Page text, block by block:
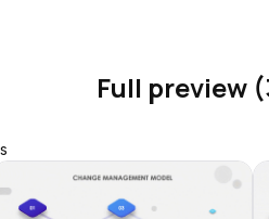
Full preview
s